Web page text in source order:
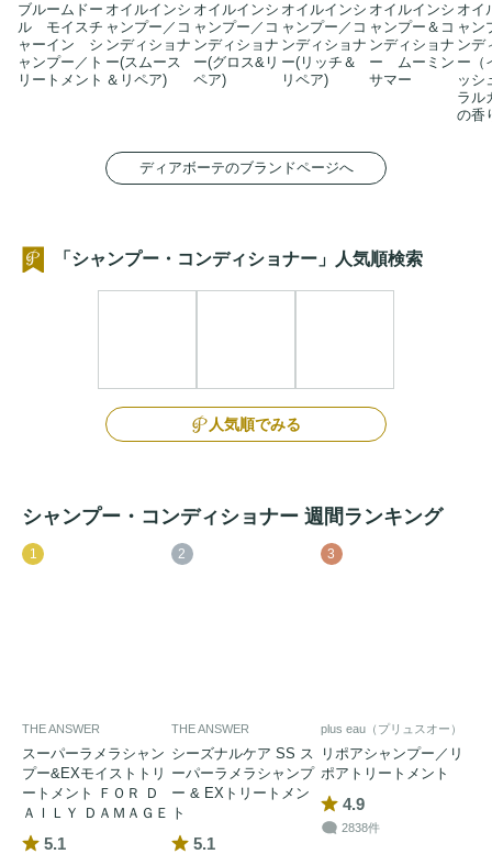
ブルームドー
ル モイスチ
ャーイン シ
ャンプー／ト
リートメント
オイルインシ
ャンプー／コ
ンディショナ
ー(スムース
＆リペア)
オイルインシ
ャンプー／コ
ンディショナ
ー(グロス&リ
ペア)
オイルインシ
ャンプー／コ
ンディショナ
ー(リッチ＆
リペア)
オイルインシ
ャンプー＆コ
ンディショナ
ー ムーミン
サマー
オイ
ャン
ンデ
ー（
ッシ
ラル
の香
ディアボーテのブランドページへ
「シャンプー・コンディショナー」人気順検索
人気順でみる
シャンプー・コンディショナー 週間ランキング
1
THE ANSWER
スーパーラメラシャン
プー&EXモイストトリ
ートメント ＦＯＲ Ｄ
ＡＩＬＹ ＤＡＭＡＧＥ
5.1
2
THE ANSWER
シーズナルケア SS ス
ーパーラメラシャンプ
ー & EXトリートメン
ト
5.1
3
plus eau（プリュスオー）
リポアシャンプー／リ
ポアトリートメント
4.9
2838件